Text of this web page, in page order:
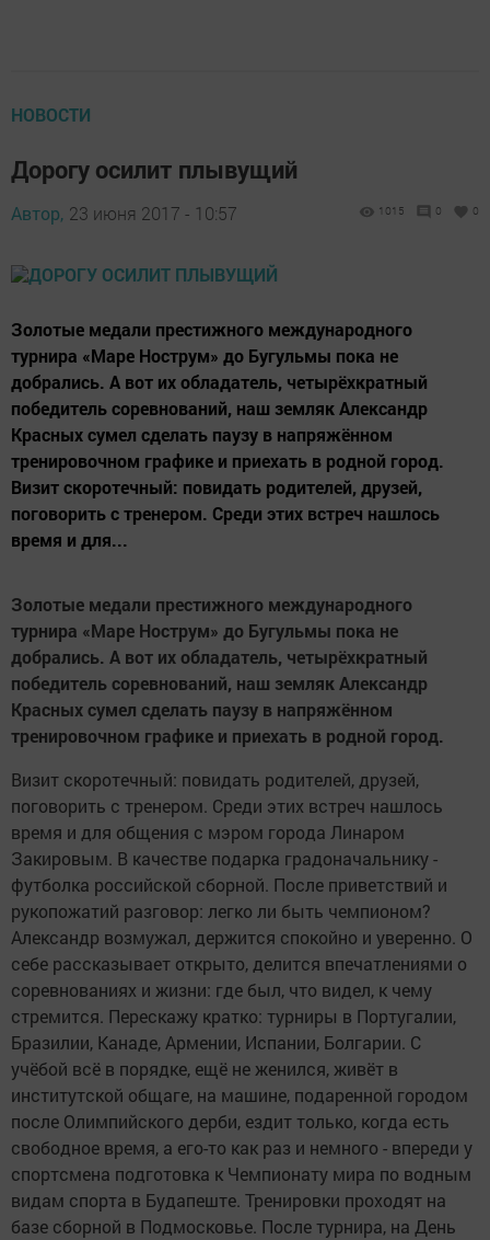
НОВОСТИ
Дорогу осилит плывущий
Автор, 23 июня 2017 - 10:57 1015 0 0
Золотые медали престижного международного
турнира «Маре Нострум» до Бугульмы пока не
добрались. А вот их обладатель, четырёхкратный
победитель соревнований, наш земляк Александр
Красных сумел сделать паузу в напряжённом
тренировочном графике и приехать в родной город.
Визит скоротечный: повидать родителей, друзей,
поговорить с тренером. Среди этих встреч нашлось
время и для...
Золотые медали престижного международного
турнира «Маре Нострум» до Бугульмы пока не
добрались. А вот их обладатель, четырёхкратный
победитель соревнований, наш земляк Александр
Красных сумел сделать паузу в напряжённом
тренировочном графике и приехать в родной город.
Визит скоротечный: повидать родителей, друзей,
поговорить с тренером. Среди этих встреч нашлось
время и для общения с мэром города Линаром
Закировым. В качестве подарка градоначальнику -
футболка российской сборной. После приветствий и
рукопожатий разговор: легко ли быть чемпионом?
Александр возмужал, держится спокойно и уверенно. О
себе рассказывает открыто, делится впечатлениями о
соревнованиях и жизни: где был, что видел, к чему
стремится. Перескажу кратко: турниры в Португалии,
Бразилии, Канаде, Армении, Испании, Болгарии. С
учёбой всё в порядке, ещё не женился, живёт в
институтской общаге, на машине, подаренной городом
после Олимпийского дерби, ездит только, когда есть
свободное время, а его-то как раз и немного - впереди у
спортсмена подготовка к Чемпионату мира по водным
видам спорта в Будапеште. Тренировки проходят на
базе сборной в Подмосковье. После турнира, на День